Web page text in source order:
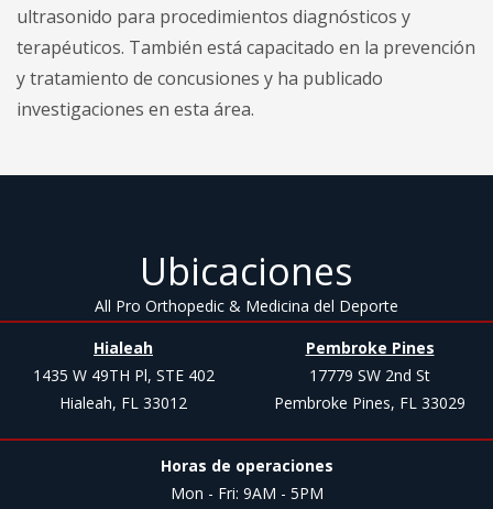
ultrasonido para procedimientos diagnósticos y
terapéuticos. También está capacitado en la prevención
y tratamiento de concusiones y ha publicado
investigaciones en esta área.
Ubicaciones
All Pro Orthopedic & Medicina del Deporte
Hialeah
1435 W 49TH Pl, STE 402
Hialeah, FL 33012
Pembroke Pines
17779 SW 2nd St
Pembroke Pines, FL 33029
Horas de operaciones
Mon - Fri: 9AM - 5PM